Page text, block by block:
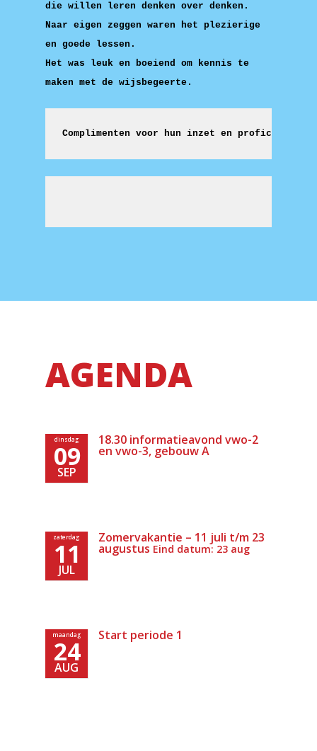
die willen leren denken over denken.
Naar eigen zeggen waren het plezierige
en goede lessen.
Het was leuk en boeiend om kennis te
maken met de wijsbegeerte.
Complimenten voor hun inzet en proficiat
AGENDA
dinsdag
09
SEP
18.30 informatieavond vwo-2
en vwo-3, gebouw A
zaterdag
11
JUL
Zomervakantie – 11 juli t/m 23
augustus Eind datum: 23 aug
maandag
24
AUG
Start periode 1